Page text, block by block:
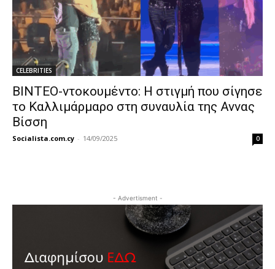
CELEBRITIES
ΒΙΝΤΕΟ-ντοκουμέντο: Η στιγμή που σίγησε
το Καλλιμάρμαρο στη συναυλία της Αννας
Βίσση
Socialista.com.cy - 14/09/2025 0
- Advertisment -